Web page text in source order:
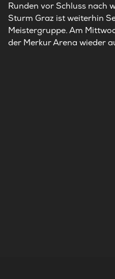
Runden vor Schluss nach
Sturm Graz ist weiterhin
Meistergruppe. Am
der Merkur Arena wieder